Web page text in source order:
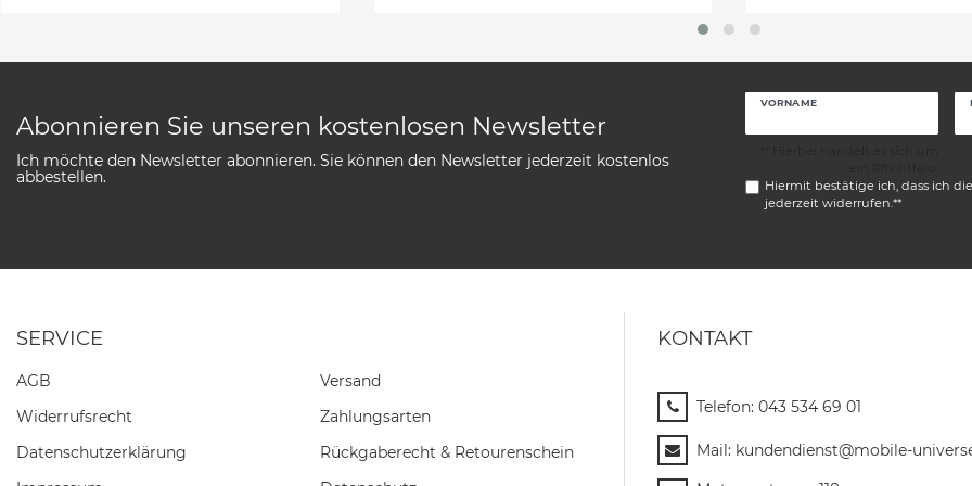
Abonnieren Sie unseren kostenlosen Newsletter
Ich möchte den Newsletter abonnieren. Sie können den Newsletter jederzeit kostenlos
abbestellen.
VORNAME
Hiermit bestätige ich, dass ich die
jederzeit widerrufen.**
SERVICE
AGB
Widerrufs­recht
Daten­schutz­erklärung
Versand
Zahlungsarten
Rückgaberecht & Retourenschein
KONTAKT
Telefon: 043 534 69 01
Mail: kundendienst@mobile-